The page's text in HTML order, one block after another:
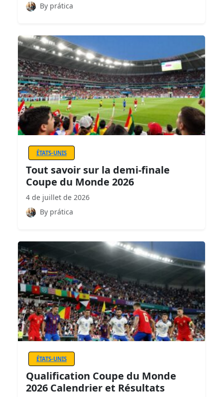
By prática
ÉTATS-UNIS
Tout savoir sur la demi-finale
Coupe du Monde 2026
4 de juillet de 2026
By prática
ÉTATS-UNIS
Qualification Coupe du Monde
2026 Calendrier et Résultats